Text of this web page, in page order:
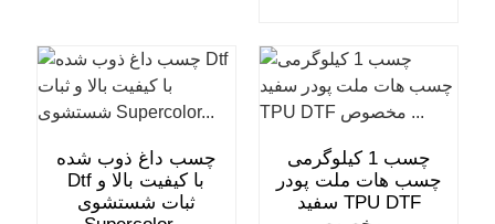
چسب داغ ذوب شده
Dtf با کیفیت بالا و
ثبات شستشوی
چسب 1 کیلوگرمی
چسب هات ملت پودر
سفید TPU DTF